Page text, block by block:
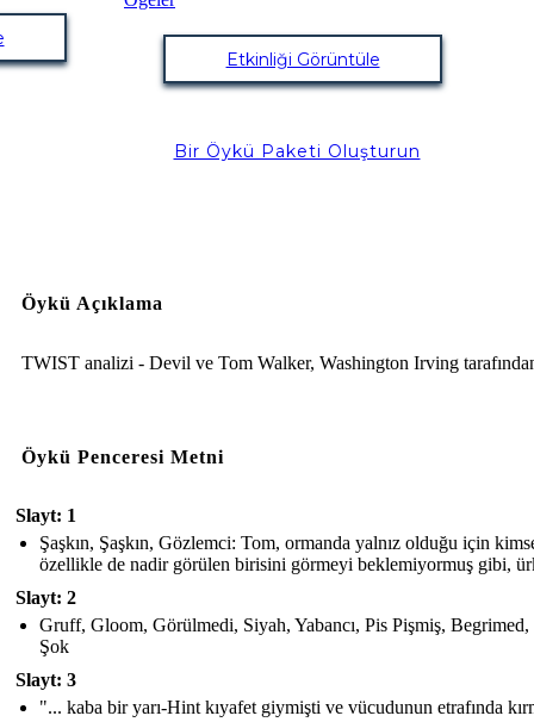
Etkinliği Görüntüle
Bir Öykü Paketi Oluşturun
Öykü Açıklama
TWIST analizi - Devil ve Tom Walker, Washington Irving
Öykü Penceresi Metni
Slayt: 1
Şaşkın, Şaşkın, Gözlemci: Tom, ormanda yalnız olduğu için
özellikle de nadir görülen birisini görmeyi beklemiyormuş gibi,
Slayt: 2
Gruff, Gloom, Görülmedi, Siyah, Yabancı, Pis Pişmiş, Begrimed,
Şok
Slayt: 3
"... kaba bir yarı-Hint kıyafet giymişti ve vücudunun etrafında